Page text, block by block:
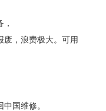
废，浪费极大。可用
国维修。